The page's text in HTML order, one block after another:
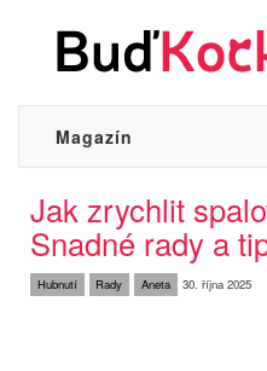
Magazín
Jak zrychlit
Snadné rady a
Hubnutí Rady Aneta 30. října 2025